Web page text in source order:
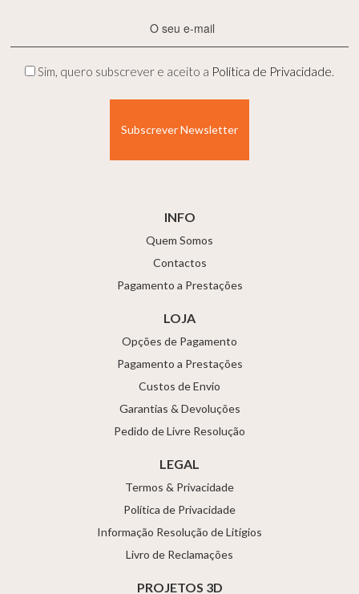
mail
Privacidade
Sim, quero subscrever e aceito a Política de Privacidade.
INFO
Quem Somos
Contactos
Pagamento a Prestações
LOJA
Opções de Pagamento
Pagamento a Prestações
Custos de Envio
Garantias & Devoluções
Pedido de Livre Resolução
LEGAL
Termos & Privacidade
Política de Privacidade
Informação Resolução de Litígios
Livro de Reclamações
PROJETOS 3D